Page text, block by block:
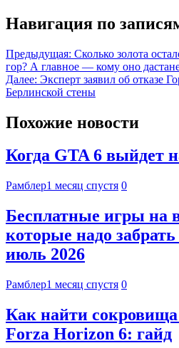
Навигация по
Предыдущая: Сколько золота
гор? А главное — кому оно
Далее: Эксперт заявил об отказе
Берлинской стены
Похожие новости
Когда GTA 6 выйдет
Рамблер1 месяц спустя 0
Бесплатные игры на
которые надо
июль 2026
Рамблер1 месяц спустя 0
Как найти
Forza Horizon 6: гайд